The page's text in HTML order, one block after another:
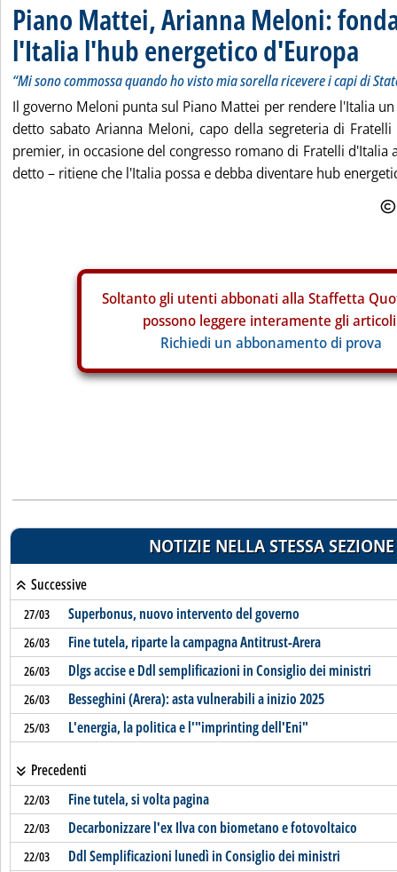
Piano Mattei, Arianna Meloni:
l'Italia l'hub energetico d'Europa
“Mi sono commossa quando ho visto mia sorella ricevere i capi di
Il governo Meloni punta sul Piano Mattei per rendere l'Italia
detto sabato Arianna Meloni, capo della segreteria di
premier, in occasione del congresso romano di Fratelli d'Italia
detto – ritiene che l'Italia possa e debba diventare hub
Soltanto gli utenti abbonati alla Staffetta
possono leggere interamente gli
Richiedi un abbonamento di prova
NOTIZIE NELLA STESSA SEZIONE
Successive
27/03 Superbonus, nuovo intervento del governo
26/03 Fine tutela, riparte la campagna Antitrust-Arera
26/03 Dlgs accise e Ddl semplificazioni in Consiglio dei ministri
26/03 Besseghini (Arera): asta vulnerabili a inizio 2025
25/03 L'energia, la politica e l'"imprinting dell'Eni"
Precedenti
22/03 Fine tutela, si volta pagina
22/03 Decarbonizzare l'ex Ilva con biometano e fotovoltaico
22/03 Ddl Semplificazioni lunedì in Consiglio dei ministri